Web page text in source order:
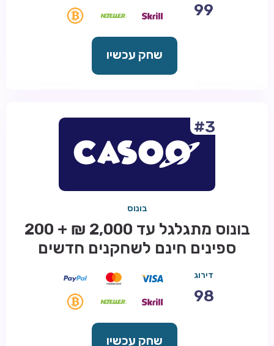
99
שחק עכשיו
#3
בונוס
בונוס מתגלגל עד 2,000 ₪ + 200
ספינים חינם לשחקנים חדשים
דירוג
98
שחק עכשיו